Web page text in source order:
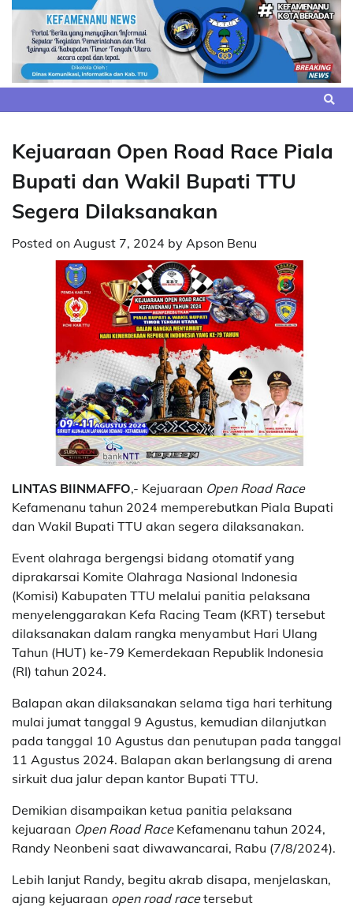
Skip
content
Kejuaraan Open Road Race Piala
Bupati dan Wakil Bupati TTU
Segera Dilaksanakan
Posted on August 7, 2024 by Apson Benu
LINTAS BIINMAFFO,- Kejuaraan Open Road Race
Kefamenanu tahun 2024 memperebutkan Piala Bupati
dan Wakil Bupati TTU akan segera dilaksanakan.
Event olahraga bergengsi bidang otomatif yang
diprakarsai Komite Olahraga Nasional Indonesia
(Komisi) Kabupaten TTU melalui panitia pelaksana
menyelenggarakan Kefa Racing Team (KRT) tersebut
dilaksanakan dalam rangka menyambut Hari Ulang
Tahun (HUT) ke-79 Kemerdekaan Republik Indonesia
(RI) tahun 2024.
Balapan akan dilaksanakan selama tiga hari terhitung
mulai jumat tanggal 9 Agustus, kemudian dilanjutkan
pada tanggal 10 Agustus dan penutupan pada tanggal
11 Agustus 2024. Balapan akan berlangsung di arena
sirkuit dua jalur depan kantor Bupati TTU.
Demikian disampaikan ketua panitia pelaksana
kejuaraan Open Road RaceKefamenanu tahun 2024,
Randy Neonbeni saat diwawancarai, Rabu (7/8/2024).
Lebih lanjut Randy, begitu akrab disapa, menjelaskan,
ajang kejuaraan open road racetersebut